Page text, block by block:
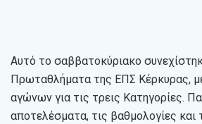
Αυτό το σαββατοκύριακο
Πρωταθλήματα της ΕΠΣ Κέρκυρας,
αγώνων για τις τρεις Κατηγορίες.
αποτελέσματα, τις βαθμολογίες